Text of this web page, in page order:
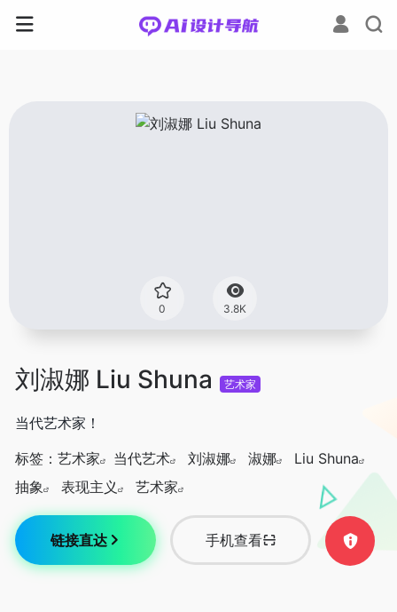
0 3.8K
刘淑娜 Liu Shuna 艺术家
当代艺术家！
标签： 艺术家 当代艺术 刘淑娜 淑娜
Liu Shuna
抽象
表现主义 艺术家
链接直达 手机查看